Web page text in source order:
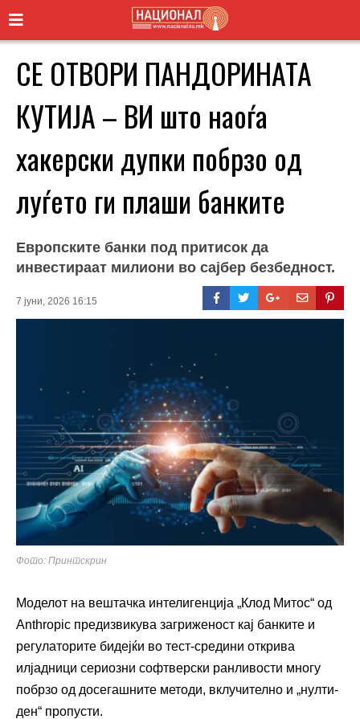
СЕ ОТВОРИ ПАНДОРИНАТА
КУТИЈА – ВИ што наоѓа
хакерски дупки побрзо од
луѓето ги плаши банките
Европските банки под притисок да
инвестираат милиони во сајбер безбедност.
7 јуни, 2026 16:15
Фото: Принтскрин
Моделот на вештачка интелигенција „Клод Митос“ од
Anthropic предизвикува загриженост кај банките и
регулаторите бидејќи во тест-средини открива
илјадници сериозни софтверски ранливости многу
побрзо од досегашните методи, вклучително и „нулти-
ден“ пропусти.